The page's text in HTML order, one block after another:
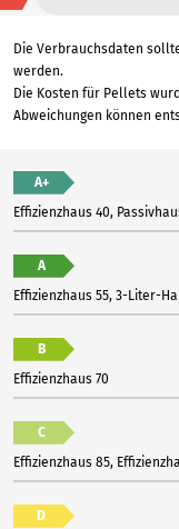
Die Verbrauchsdaten
werden.
Die Kosten für Pellets
Abweichungen können
A+
Effizienzhaus 40,
A
Effizienzhaus 55, 3-Liter-
B
Effizienzhaus 70
C
Effizienzhaus 85,
D